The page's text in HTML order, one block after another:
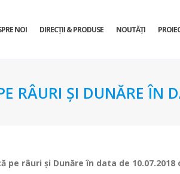
NOI DIRECŢII & PRODUSE NOUTĂȚI
RÂURI ŞI DUNĂRE ÎN
pe râuri şi Dunăre în data de 10.07.2018